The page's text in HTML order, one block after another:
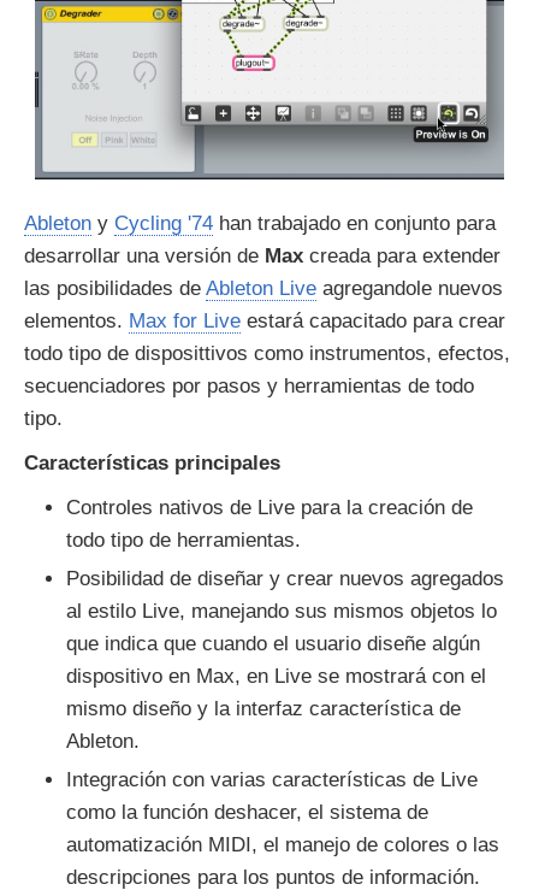
Ableton y Cycling '74 han trabajado en conjunto para
desarrollar una versión de Max creada para extender
las posibilidades de Ableton Live agregandole nuevos
elementos. Max for Live estará capacitado para crear
todo tipo de disposittivos como instrumentos, efectos,
secuenciadores por pasos y herramientas de todo
tipo.
Características principales
Controles nativos de Live para la creación de
todo tipo de herramientas.
Posibilidad de diseñar y crear nuevos agregados
al estilo Live, manejando sus mismos objetos lo
que indica que cuando el usuario diseñe algún
dispositivo en Max, en Live se mostrará con el
mismo diseño y la interfaz característica de
Ableton.
Integración con varias características de Live
como la función deshacer, el sistema de
automatización MIDI, el manejo de colores o las
descripciones para los puntos de información.